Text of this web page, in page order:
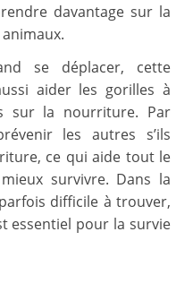
davantage sur la
se déplacer, cette
aider les gorilles à
sur la nourriture. Par
les autres s’ils
ce qui aide tout le
survivre. Dans la
difficile à trouver,
essentiel pour la survie